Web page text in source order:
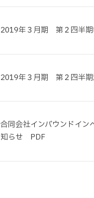
2019年３月期 第２四半
2019年３月期 第２四半期
合同会社インバウンドイン
知らせ PDF